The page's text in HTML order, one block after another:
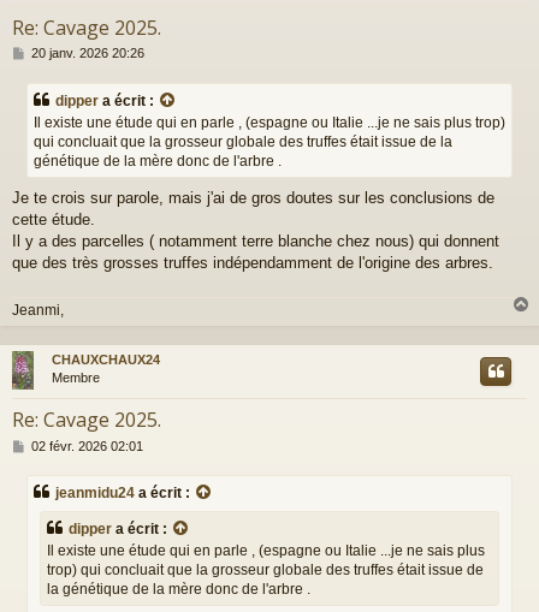
Re: Cavage 2025.
M
s
20 janv. 2026 20:26
dipper a écrit :
Il existe une étude qui en parle , (espagne ou Italie ...je ne sais plus trop)
qui concluait que la grosseur globale des truffes était issue de la
génétique de la mère donc de l'arbre .
Je te crois sur parole, mais j'ai de gros doutes sur les conclusions de
cette étude.
Il y a des parcelles ( notamment terre blanche chez nous) qui donnent
que des très grosses truffes indépendamment de l'origine des arbres.
Jeanmi,
u
CHAUXCHAUX24
Membre
Re: Cavage 2025.
M
s
02 févr. 2026 02:01
jeanmidu24 a écrit :
dipper a écrit :
Il existe une étude qui en parle , (espagne ou Italie ...je ne sais plus
trop) qui concluait que la grosseur globale des truffes était issue de
la génétique de la mère donc de l'arbre .